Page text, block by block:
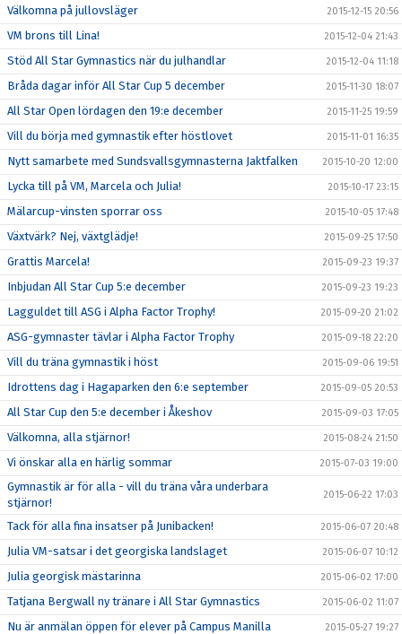
Välkomna på jullovsläger 2015-12-15 20:56
VM brons till Lina! 2015-12-04 21:43
Stöd All Star Gymnastics när du julhandlar 2015-12-04 11:18
Bråda dagar inför All Star Cup 5 december 2015-11-30 18:07
All Star Open lördagen den 19:e december 2015-11-25 19:59
Vill du börja med gymnastik efter höstlovet 2015-11-01 16:35
Nytt samarbete med Sundsvallsgymnasterna Jaktfalken 2015-10-20 12:00
Lycka till på VM, Marcela och Julia! 2015-10-17 23:15
Mälarcup-vinsten sporrar oss 2015-10-05 17:48
Växtvärk? Nej, växtglädje! 2015-09-25 17:50
Grattis Marcela! 2015-09-23 19:37
Inbjudan All Star Cup 5:e december 2015-09-23 19:23
Lagguldet till ASG i Alpha Factor Trophy! 2015-09-20 21:02
ASG-gymnaster tävlar i Alpha Factor Trophy 2015-09-18 22:20
Vill du träna gymnastik i höst 2015-09-06 19:51
Idrottens dag i Hagaparken den 6:e september 2015-09-05 20:53
All Star Cup den 5:e december i Åkeshov 2015-09-03 17:05
Välkomna, alla stjärnor! 2015-08-24 21:50
Vi önskar alla en härlig sommar 2015-07-03 19:00
Gymnastik är för alla - vill du träna våra underbara
stjärnor!
2015-06-22 17:03
Tack för alla fina insatser på Junibacken! 2015-06-07 20:48
Julia VM-satsar i det georgiska landslaget 2015-06-07 10:12
Julia georgisk mästarinna 2015-06-02 17:00
Tatjana Bergwall ny tränare i All Star Gymnastics 2015-06-02 11:07
Nu är anmälan öppen för elever på Campus Manilla 2015-05-27 19:27